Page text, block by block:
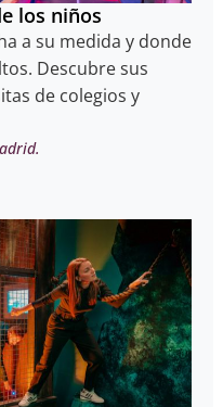
los niños
a su medida y donde
Descubre sus
de colegios y